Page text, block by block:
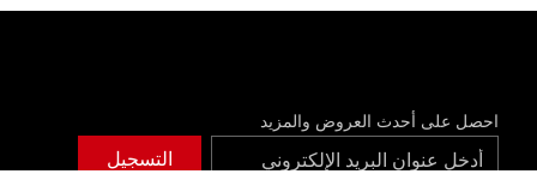
احصل على أحدث العروض والمزيد
التسجيل